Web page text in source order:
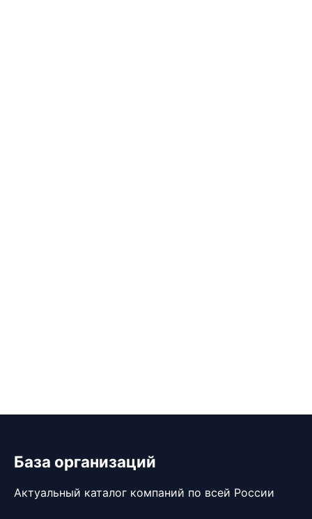
База организаций
Актуальный каталог компаний по всей России